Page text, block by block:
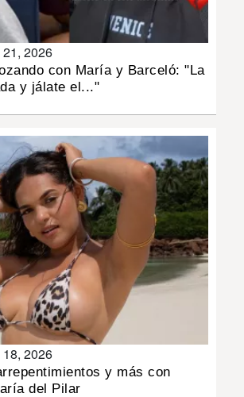
2026
con María y Barceló: "La
y jálate el..."
2026
y más con
del Pilar